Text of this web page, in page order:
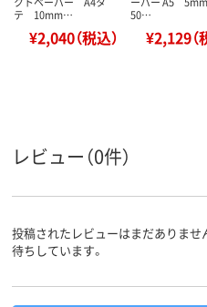
テ 10mm…
¥2,040（税込）
50…
¥2,129（
レビュー（0件）
投稿されたレビューはまだありま
待ちしています。